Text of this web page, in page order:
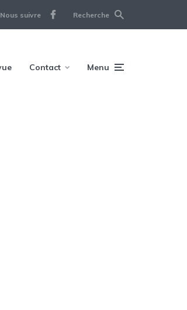
Nous suivre Recherche
Contact Menu